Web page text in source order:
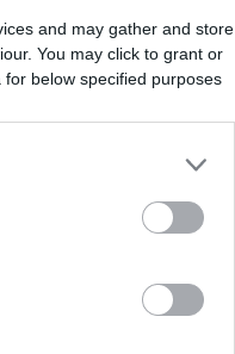
and may gather and store
You may click to grant or
below specified purposes
il